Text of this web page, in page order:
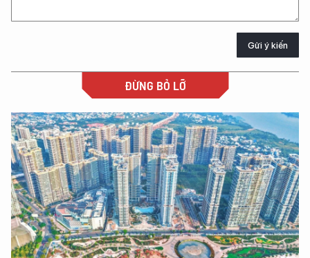
Gửi ý kiến
ĐỪNG BỎ LỠ